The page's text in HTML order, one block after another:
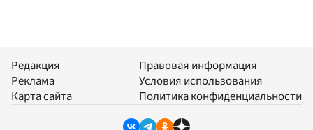
Редакция
Реклама
Карта сайта
Правовая информация
Условия использования
Политика конфиденциальности